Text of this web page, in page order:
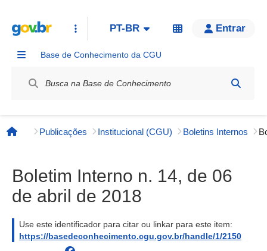
PT-BR Entrar
Base de Conhecimento da CGU
Página inicial
Publicações Institucional (CGU) Boletins Internos
Boletim Interno n. 14, de 06
de abril de 2018
Use este identificador para citar ou linkar para este item:
https://basedeconhecimento.cgu.gov.br/handle/1/2150